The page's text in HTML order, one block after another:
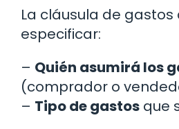
La cláusula de gastos
especificar:
– Quién asumirá los
(comprador o
– Tipo de gastos que